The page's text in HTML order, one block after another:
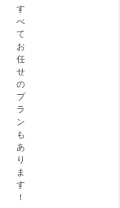
す
べ
て
お
任
せ
の
プ
ラ
ン
も
あ
り
ま
す
！